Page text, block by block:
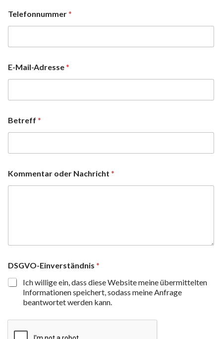
Telefonnummer*
E-Mail-Adresse*
Betreff *
Kommentar oder Nachricht *
DSGVO-Einverständnis *
Ich willige ein, dass diese Website meine übermittelten
Informationen speichert, sodass meine Anfrage
beantwortet werden kann.